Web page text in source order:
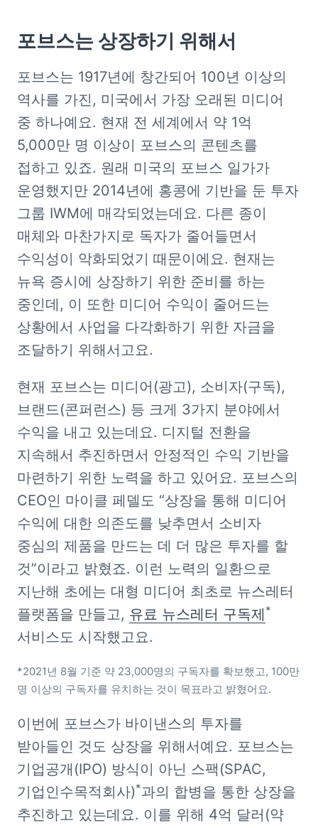
포브스는 상장하기 위해서
포브스는 1917년에 창간되어 100년 이상의
역사를 가진, 미국에서 가장 오래된 미디어
중 하나예요. 현재 전 세계에서 약 1억
5,000만 명 이상이 포브스의 콘텐츠를
접하고 있죠. 원래 미국의 포브스 일가가
운영했지만 2014년에 홍콩에 기반을 둔 투자
그룹 IWM에 매각되었는데요. 다른 종이
매체와 마찬가지로 독자가 줄어들면서
수익성이 악화되었기 때문이에요. 현재는
뉴욕 증시에 상장하기 위한 준비를 하는
중인데, 이 또한 미디어 수익이 줄어드는
상황에서 사업을 다각화하기 위한 자금을
조달하기 위해서고요.
현재 포브스는 미디어(광고), 소비자(구독),
브랜드(콘퍼런스) 등 크게 3가지 분야에서
수익을 내고 있는데요. 디지털 전환을
지속해서 추진하면서 안정적인 수익 기반을
마련하기 위한 노력을 하고 있어요. 포브스의
CEO인 마이클 페델도 “상장을 통해 미디어
수익에 대한 의존도를 낮추면서 소비자
중심의 제품을 만드는 데 더 많은 투자를 할
것”이라고 밝혔죠. 이런 노력의 일환으로
지난해 초에는 대형 미디어 최초로 뉴스레터
플랫폼을 만들고, 유료 뉴스레터 구독제 *
서비스도 시작했고요.
*2021년 8월 기준 약 23,000명의 구독자를 확보했고, 100만
명 이상의 구독자를 유치하는 것이 목표라고 밝혔어요.
이번에 포브스가 바이낸스의 투자를
받아들인 것도 상장을 위해서예요. 포브스는
기업공개(IPO) 방식이 아닌 스팩(SPAC,
기업인수목적회사)*과의 합병을 통한 상장을
추진하고 있는데요. 이를 위해 4억 달러(약